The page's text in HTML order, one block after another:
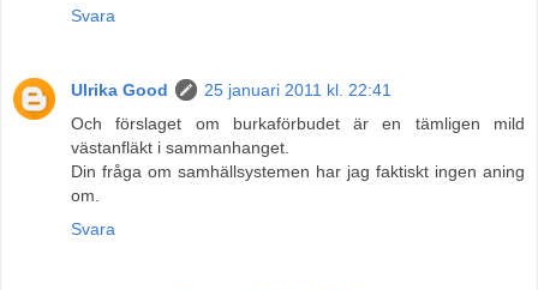
Svara
Ulrika Good
25 januari 2011 kl. 22:41
Och förslaget om burkaförbudet är en tämligen mild
västanfläkt i sammanhanget.
Din fråga om samhällsystemen har jag faktiskt ingen aning
om.
Svara